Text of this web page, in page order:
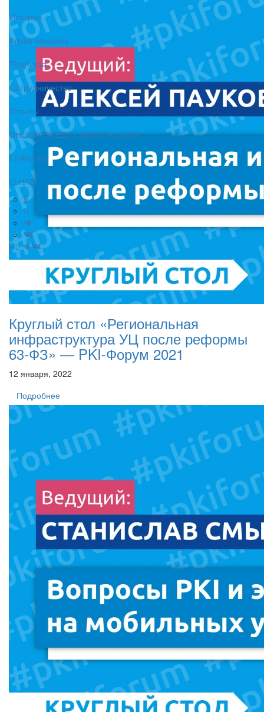
История
Архив номеров
Подписка
Сотрудничество
Отзывы
ЭНЦИКЛОПЕДИЯ БЕЗОПАСНИКА
LEAK-БЕЗ
О НАС
Круглый стол «Региональная
инфраструктура УЦ после реформы
63-ФЗ» — PKI-Форум 2021
12 января, 2022
Подробнее